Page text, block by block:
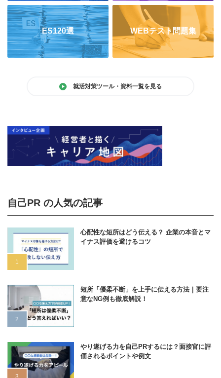
ES120選 WEBテスト問題集
就活対策ツール・資料一覧を見る
自己PR の人気の記事
心配性な短所はどう伝える？ 企業の本音とマ
イナス評価を避けるコツ
短所「優柔不断」を上手に伝える方法｜要注
意なNG例も徹底解説！
やり遂げる力を自己PRするには？面接官に評
価されるポイントや例文